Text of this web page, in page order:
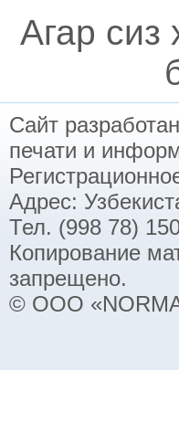
Агар сиз
Сайт
печати и
Адрес:
Тел. (998 78)
Копирование
запрещено.
© ООО